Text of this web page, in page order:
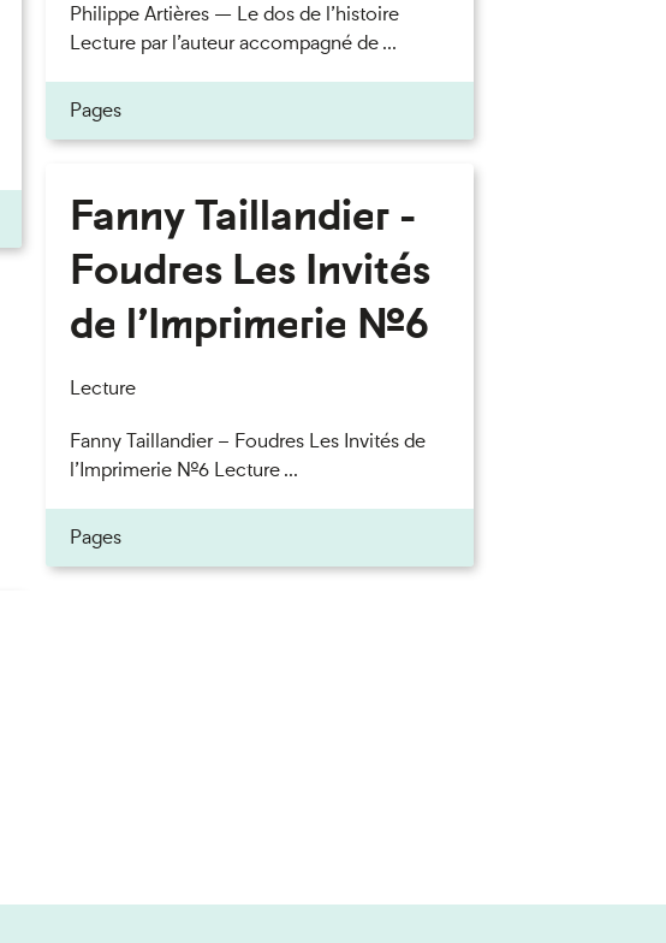
Philippe Artières — Le dos de l’histoire
Lecture par l’auteur accompagné de ...
Pages
Fanny Taillandier -
Foudres Les Invités
de l’Imprimerie n°6
Lecture
Fanny Taillandier – Foudres Les Invités de
l’Imprimerie n°6 Lecture ...
Pages